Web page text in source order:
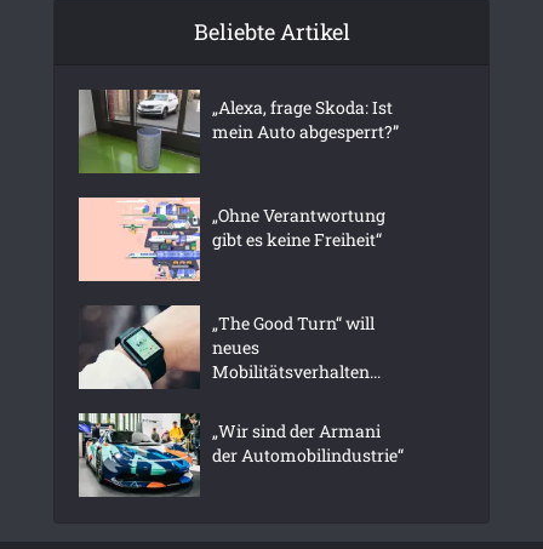
Beliebte Artikel
„Alexa, frage Skoda: Ist
mein Auto abgesperrt?”
„Ohne Verantwortung
gibt es keine Freiheit“
„The Good Turn“ will
neues
Mobilitätsverhalten...
„Wir sind der Armani
der Automobilindustrie“